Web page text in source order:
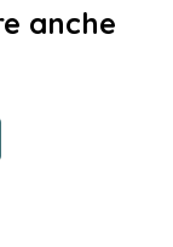
anche